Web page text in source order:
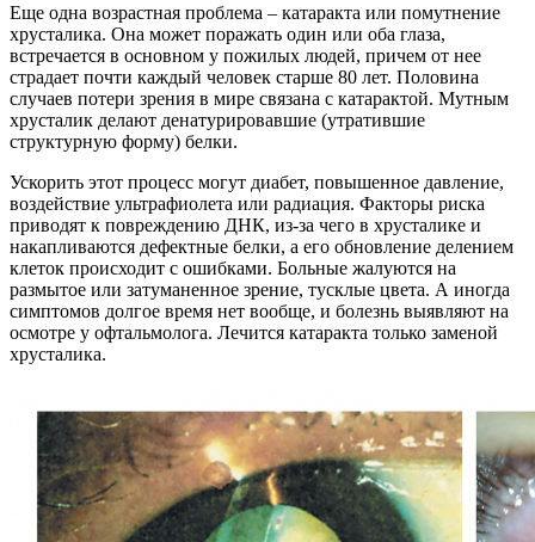
Еще одна возрастная проблема – катаракта или помутнение
хрусталика. Она может поражать один или оба глаза,
встречается в основном у пожилых людей, причем от нее
страдает почти каждый человек старше 80 лет. Половина
случаев потери зрения в мире связана с катарактой. Мутным
хрусталик делают денатурировавшие (утратившие
структурную форму) белки.
Ускорить этот процесс могут диабет, повышенное давление,
воздействие ультрафиолета или радиация. Факторы риска
приводят к повреждению ДНК, из-за чего в хрусталике и
накапливаются дефектные белки, а его обновление делением
клеток происходит с ошибками. Больные жалуются на
размытое или затуманенное зрение, тусклые цвета. А иногда
симптомов долгое время нет вообще, и болезнь выявляют на
осмотре у офтальмолога. Лечится катаракта только заменой
хрусталика.